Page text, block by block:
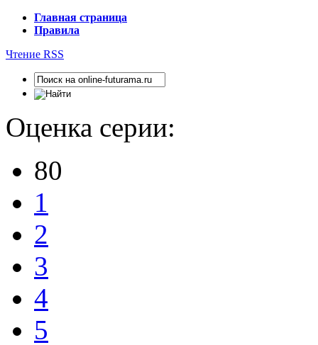
Главная страница
Правила
Чтение RSS
Оценка серии:
80
1
2
3
4
5